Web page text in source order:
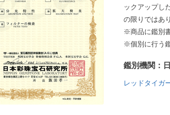
ックアップし
の限りではあ
※商品に鑑別
※個別に行う
鑑別機関：
レッドタイガ